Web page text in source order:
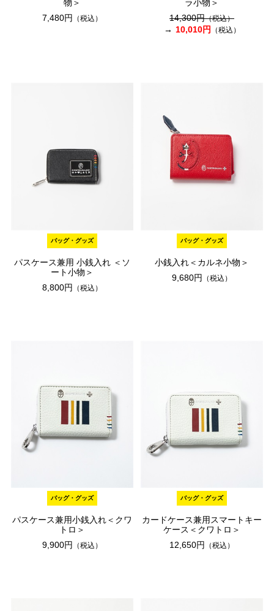
物＞
7,480円
（税込）
ラ小物＞
14,300円（税込）
10,010円 （税込）
バッグ・グッズ
パスケース兼用 小銭入れ ＜ソ
ート小物＞
8,800円
（税込）
バッグ・グッズ
小銭入れ＜カルネ小物＞
9,680円
（税込）
バッグ・グッズ
パスケース兼用小銭入れ＜クワ
トロ＞
9,900円
（税込）
バッグ・グッズ
カードケース兼用スマートキー
ケース＜クワトロ＞
12,650円
（税込）